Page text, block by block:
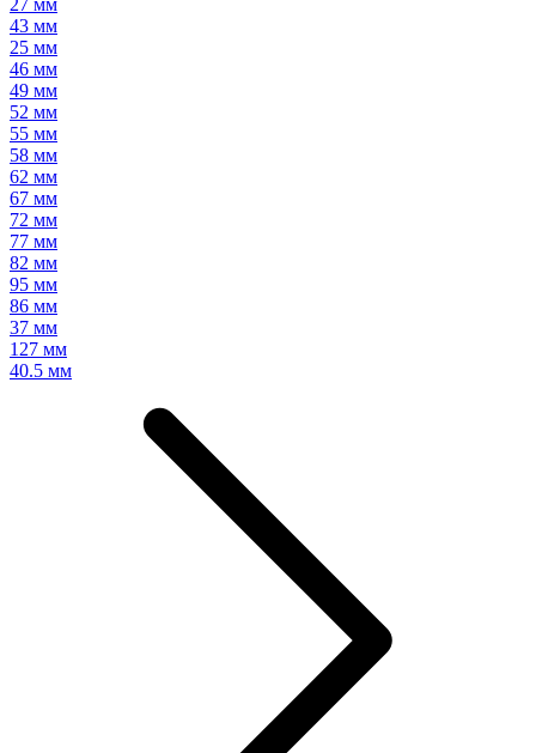
27 мм
43 мм
25 мм
46 мм
49 мм
52 мм
55 мм
58 мм
62 мм
67 мм
72 мм
77 мм
82 мм
95 мм
86 мм
37 мм
127 мм
40.5 мм